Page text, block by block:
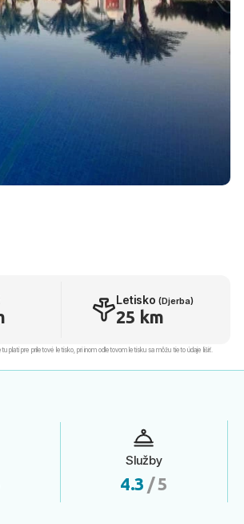
Letisko(Djerba)
25 km
platí pre príletové letisko, pri inom odletovom letisku sa môžu tieto údaje líšiť.
Služby
4.3 / 5